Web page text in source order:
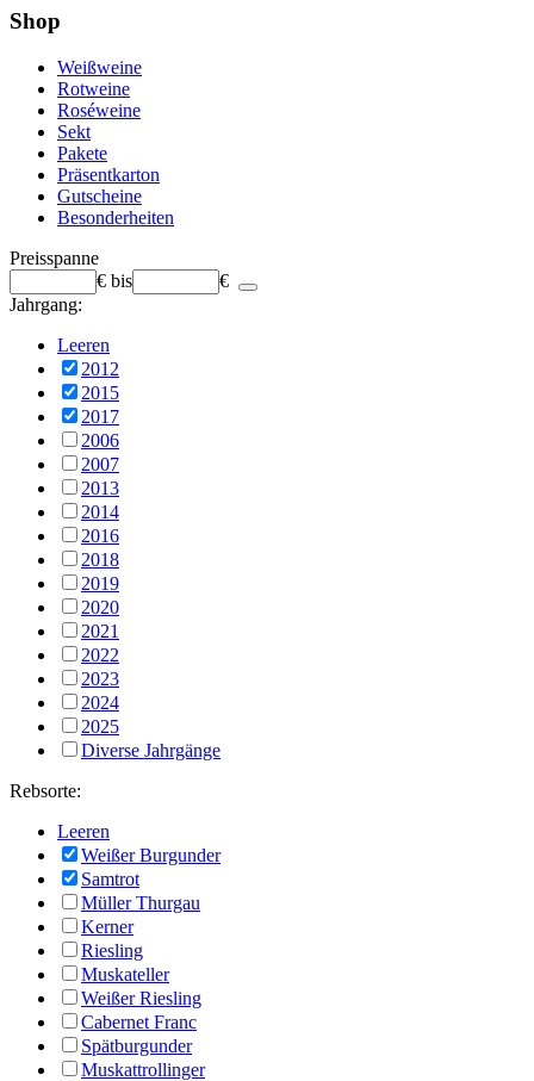
Shop
Weißweine
Rotweine
Roséweine
Sekt
Pakete
Präsentkarton
Gutscheine
Besonderheiten
Preisspanne
€ bis
€
Jahrgang:
Leeren
2012
2015
2017
2006
2007
2013
2014
2016
2018
2019
2020
2021
2022
2023
2024
2025
Diverse Jahrgänge
Rebsorte:
Leeren
Weißer Burgunder
Samtrot
Müller Thurgau
Kerner
Riesling
Muskateller
Weißer Riesling
Cabernet Franc
Spätburgunder
Muskattrollinger